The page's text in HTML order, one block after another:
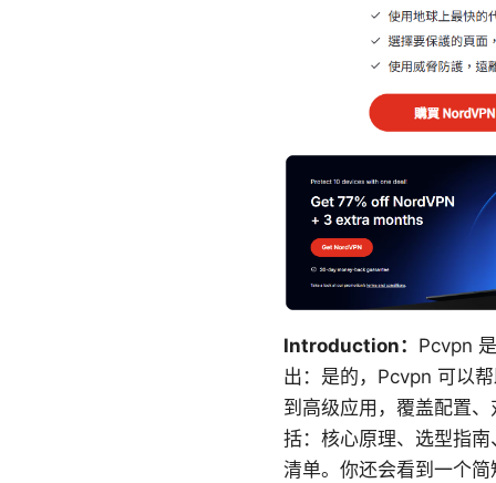
Introduction： Pcvpn
出：是的，Pcvpn 可以
到高级应用，覆盖配置
括：核心原理、选型指
清单。你还会看到一个